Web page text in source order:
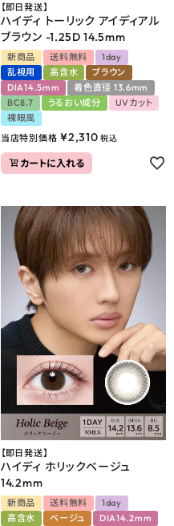
【即日発送】
ハイディ トーリック アイディアル
ブラウン -1.25D 14.5mm
新商品 送料無料
1day
乱視用
高含水
ブラウン
DIA14.5mm
着色直径 13.6mm
BC8.7
うるおい成分
UVカット
裸眼風
当店特別価格 ¥2,310 税込
カートに入れる
【即日発送】
ハイディ ホリックベージュ
14.2mm
新商品 送料無料
1day
高含水
ベージュ
DIA14.2mm